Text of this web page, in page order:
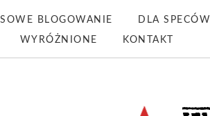
BLOGOWANIE DLA SPECÓW
WYRÓŻNIONE KONTAKT